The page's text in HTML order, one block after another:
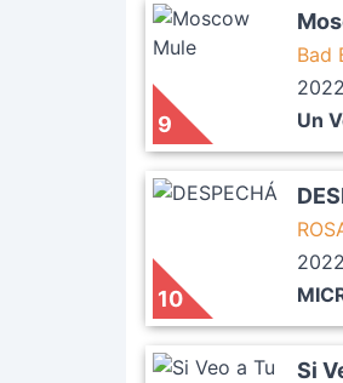
9
Bad
2022
Un
10
2022
Si